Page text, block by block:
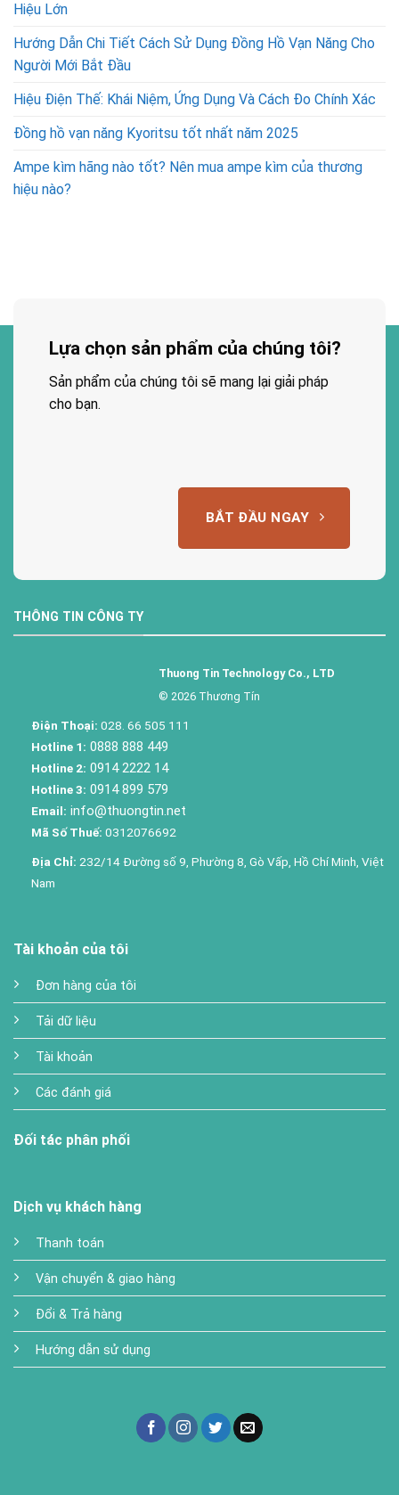
Hiệu Lớn
Hướng Dẫn Chi Tiết Cách Sử Dụng Đồng Hồ Vạn Năng Cho
Người Mới Bắt Đầu
Hiệu Điện Thế: Khái Niệm, Ứng Dụng Và Cách Đo Chính Xác
Đồng hồ vạn năng Kyoritsu tốt nhất năm 2025
Ampe kìm hãng nào tốt? Nên mua ampe kìm của thương
hiệu nào?
Lựa chọn sản phẩm của chúng tôi?
Sản phẩm của chúng tôi sẽ mang lại giải pháp
cho bạn.
BẮT ĐẦU NGAY
THÔNG TIN CÔNG TY
Thuong Tin Technology Co., LTD
© 2026 Thương Tín
Điện Thoại: 028. 66 505 111
Hotline 1: 0888 888 449
Hotline 2: 0914 2222 14
Hotline 3: 0914 899 579
Email: info@thuongtin.net
Mã Số Thuế: 0312076692
Địa Chỉ: 232/14 Đường số 9, Phường 8, Gò Vấp, Hồ Chí Minh, Việt
Nam
Tài khoản của tôi
Đơn hàng của tôi
Tải dữ liệu
Tài khoản
Các đánh giá
Đối tác phân phối
Dịch vụ khách hàng
Thanh toán
Vận chuyển & giao hàng
Đổi & Trả hàng
Hướng dẫn sử dụng